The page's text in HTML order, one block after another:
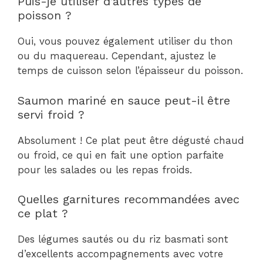
poisson ?
Oui, vous pouvez également utiliser du thon
ou du maquereau. Cependant, ajustez le
temps de cuisson selon l’épaisseur du poisson.
Saumon mariné en sauce peut-il être
servi froid ?
Absolument ! Ce plat peut être dégusté chaud
ou froid, ce qui en fait une option parfaite
pour les salades ou les repas froids.
Quelles garnitures recommandées avec
ce plat ?
Des légumes sautés ou du riz basmati sont
d’excellents accompagnements avec votre